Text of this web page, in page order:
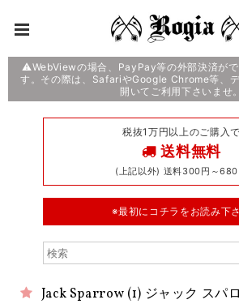
⚠️WebViewの場合、PayPay等の外部決済がで
す。その際は、SafariやGoogle Chrome等、
開いてご利用下さいませ。
税抜1万円以上のご購入で
送料無料
(上記以外) 送料300円～680
※最初にコチラをお読み下
Jack Sparrow (1) ジャック スパ